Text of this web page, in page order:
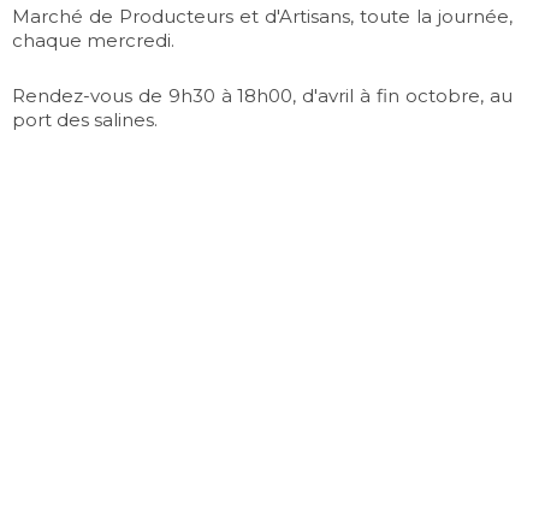
Marché de Producteurs et d'Artisans, toute la journée,
chaque mercredi.
Rendez-vous de 9h30 à 18h00, d'avril à fin octobre, au
port des salines.